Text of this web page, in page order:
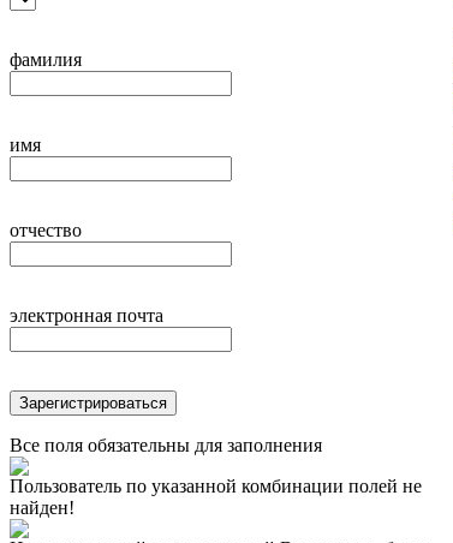
фамилия
имя
отчество
электронная почта
Зарегистрироваться
Все поля обязательны для заполнения
Пользователь по указанной комбинации полей не
найден!